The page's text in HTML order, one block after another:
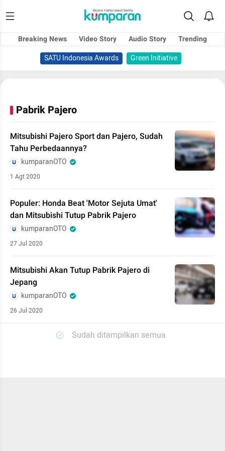
Breaking News Video Story Audio Story
Trending
SATU Indonesia Awards
Green Initiative
Pabrik Pajero
Mitsubishi Pajero Sport dan Pajero, Sudah
Tahu Perbedaannya?
kumparanOTO
1 Agt 2020
Populer: Honda Beat 'Motor Sejuta Umat'
dan Mitsubishi Tutup Pabrik Pajero
kumparanOTO
27 Jul 2020
Mitsubishi Akan Tutup Pabrik Pajero di
Jepang
kumparanOTO
26 Jul 2020
Sudah ditampilkan semua